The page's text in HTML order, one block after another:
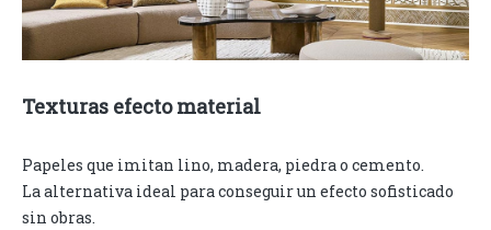
Texturas efecto material
Papeles que imitan lino, madera, piedra o cemento.
La alternativa ideal para conseguir un efecto sofisticado
sin obras.